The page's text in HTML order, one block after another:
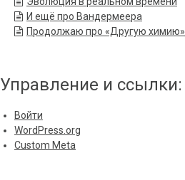
И ещё про Вандермеера
Продолжаю про «Другую химию»
Управление и ссылки:
Войти
WordPress.org
Custom Meta